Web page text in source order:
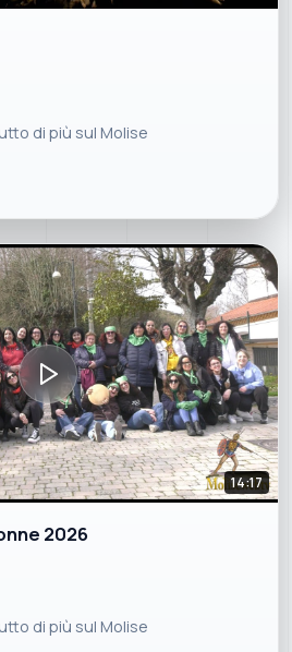
di più sul Molise
14:17
2026
di più sul Molise